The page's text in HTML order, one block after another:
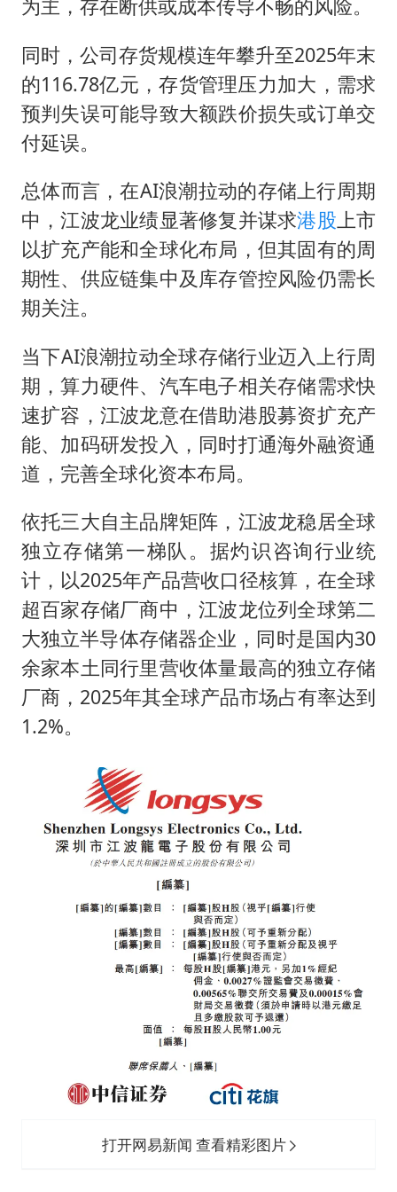
为主，存在断供或成本传导不畅的风险。
同时，公司存货规模连年攀升至2025年末
的116.78亿元，存货管理压力加大，需求
预判失误可能导致大额跌价损失或订单交
付延误。
总体而言，在AI浪潮拉动的存储上行周期
中，江波龙业绩显著修复并谋求港股上市
以扩充产能和全球化布局，但其固有的周
期性、供应链集中及库存管控风险仍需长
期关注。
当下AI浪潮拉动全球存储行业迈入上行周
期，算力硬件、汽车电子相关存储需求快
速扩容，江波龙意在借助港股募资扩充产
能、加码研发投入，同时打通海外融资通
道，完善全球化资本布局。
依托三大自主品牌矩阵，江波龙稳居全球
独立存储第一梯队。据灼识咨询行业统
计，以2025年产品营收口径核算，在全球
超百家存储厂商中，江波龙位列全球第二
大独立半导体存储器企业，同时是国内30
余家本土同行里营收体量最高的独立存储
厂商，2025年其全球产品市场占有率达到
1.2%。
打开网易新闻 查看精彩图片